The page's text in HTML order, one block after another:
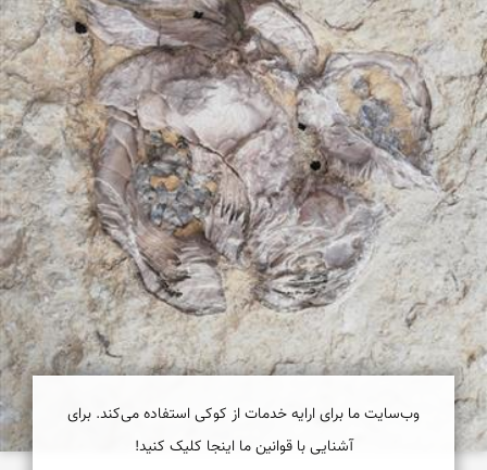
وب‌سایت ما برای ارایه خدمات از کوکی استفاده می‌کند. برای
آشنایی با قوانین ما اینجا کلیک کنید!